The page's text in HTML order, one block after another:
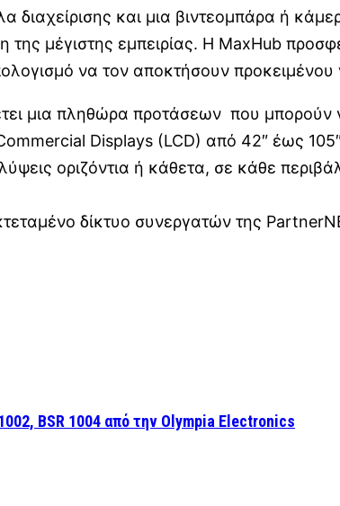
διαχείρισης και μια βιντεομπάρα ή
της μέγιστης εμπειρίας. Η MaxHub
να τον αποκτήσουν
μια πληθώρα προτάσεων που μπορούν
Displays (LCD) από 42″ έως
οριζόντια ή κάθετα, σε κάθε
δίκτυο συνεργατών της
BSR 1004 από την Olympia Electronics